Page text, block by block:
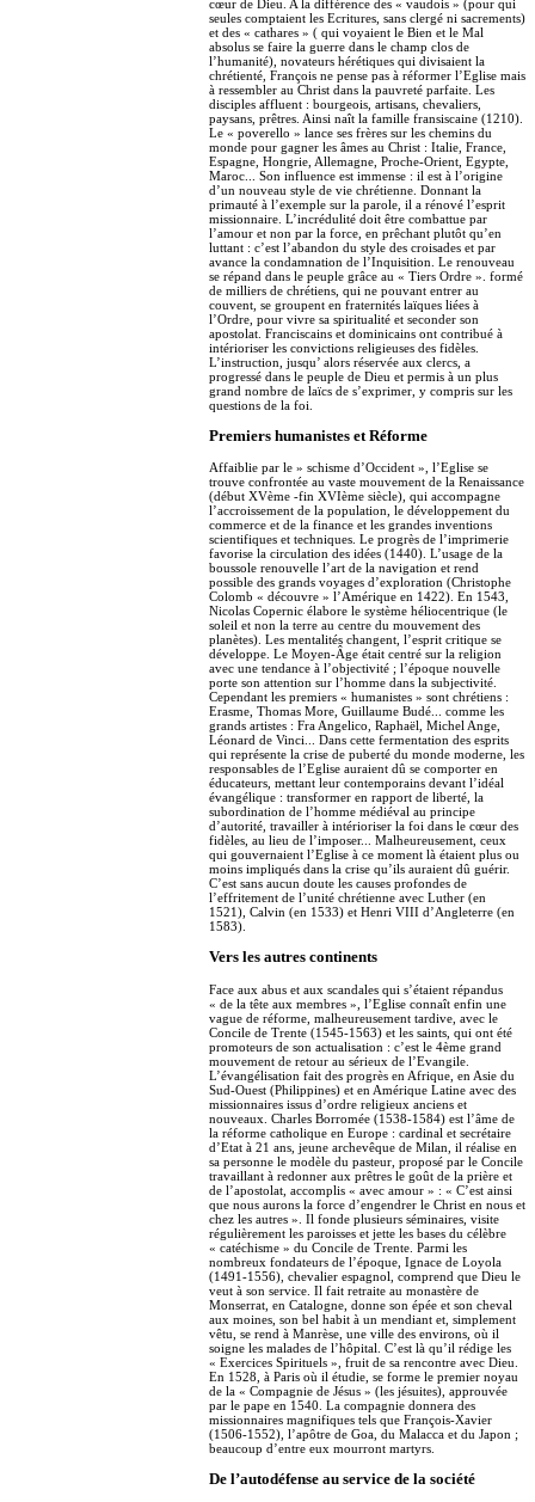
cœur de Dieu. A la différence des « vaudois » (pour qui
seules comptaient les Ecritures, sans clergé ni sacrements)
et des « cathares » ( qui voyaient le Bien et le Mal
absolus se faire la guerre dans le champ clos de
l’humanité), novateurs hérétiques qui divisaient la
chrétienté, François ne pense pas à réformer l’Eglise mais
à ressembler au Christ dans la pauvreté parfaite. Les
disciples affluent : bourgeois, artisans, chevaliers,
paysans, prêtres. Ainsi naît la famille fransiscaine (1210).
Le « poverello » lance ses frères sur les chemins du
monde pour gagner les âmes au Christ : Italie, France,
Espagne, Hongrie, Allemagne, Proche-Orient, Egypte,
Maroc... Son influence est immense : il est à l’origine
d’un nouveau style de vie chrétienne. Donnant la
primauté à l’exemple sur la parole, il a rénové l’esprit
missionnaire. L’incrédulité doit être combattue par
l’amour et non par la force, en prêchant plutôt qu’en
luttant : c’est l’abandon du style des croisades et par
avance la condamnation de l’Inquisition. Le renouveau
se répand dans le peuple grâce au « Tiers Ordre ». formé
de milliers de chrétiens, qui ne pouvant entrer au
couvent, se groupent en fraternités laïques liées à
l’Ordre, pour vivre sa spiritualité et seconder son
apostolat. Franciscains et dominicains ont contribué à
intérioriser les convictions religieuses des fidèles.
L’instruction, jusqu’ alors réservée aux clercs, a
progressé dans le peuple de Dieu et permis à un plus
grand nombre de laïcs de s’exprimer, y compris sur les
questions de la foi.
Premiers humanistes et Réforme
Affaiblie par le » schisme d’Occident », l’Eglise se
trouve confrontée au vaste mouvement de la Renaissance
(début XVème -fin XVIème siècle), qui accompagne
l’accroissement de la population, le développement du
commerce et de la finance et les grandes inventions
scientifiques et techniques. Le progrès de l’imprimerie
favorise la circulation des idées (1440). L’usage de la
boussole renouvelle l’art de la navigation et rend
possible des grands voyages d’exploration (Christophe
Colomb « découvre » l’Amérique en 1422). En 1543,
Nicolas Copernic élabore le système héliocentrique (le
soleil et non la terre au centre du mouvement des
planètes). Les mentalités changent, l’esprit critique se
développe. Le Moyen-Âge était centré sur la religion
avec une tendance à l’objectivité ; l’époque nouvelle
porte son attention sur l’homme dans la subjectivité.
Cependant les premiers « humanistes » sont chrétiens :
Erasme, Thomas More, Guillaume Budé... comme les
grands artistes : Fra Angelico, Raphaël, Michel Ange,
Léonard de Vinci... Dans cette fermentation des esprits
qui représente la crise de puberté du monde moderne, les
responsables de l’Eglise auraient dû se comporter en
éducateurs, mettant leur contemporains devant l’idéal
évangélique : transformer en rapport de liberté, la
subordination de l’homme médiéval au principe
d’autorité, travailler à intérioriser la foi dans le cœur des
fidèles, au lieu de l’imposer... Malheureusement, ceux
qui gouvernaient l’Eglise à ce moment là étaient plus ou
moins impliqués dans la crise qu’ils auraient dû guérir.
C’est sans aucun doute les causes profondes de
l’effritement de l’unité chrétienne avec Luther (en
1521), Calvin (en 1533) et Henri VIII d’Angleterre (en
1583).
Vers les autres continents
Face aux abus et aux scandales qui s’étaient répandus
« de la tête aux membres », l’Eglise connaît enfin une
vague de réforme, malheureusement tardive, avec le
Concile de Trente (1545-1563) et les saints, qui ont été
promoteurs de son actualisation : c’est le 4ème grand
mouvement de retour au sérieux de l’Evangile.
L’évangélisation fait des progrès en Afrique, en Asie du
Sud-Ouest (Philippines) et en Amérique Latine avec des
missionnaires issus d’ordre religieux anciens et
nouveaux. Charles Borromée (1538-1584) est l’âme de
la réforme catholique en Europe : cardinal et secrétaire
d’Etat à 21 ans, jeune archevêque de Milan, il réalise en
sa personne le modèle du pasteur, proposé par le Concile
travaillant à redonner aux prêtres le goût de la prière et
de l’apostolat, accomplis « avec amour » : « C’est ainsi
que nous aurons la force d’engendrer le Christ en nous et
chez les autres ». Il fonde plusieurs séminaires, visite
régulièrement les paroisses et jette les bases du célèbre
« catéchisme » du Concile de Trente. Parmi les
nombreux fondateurs de l’époque, Ignace de Loyola
(1491-1556), chevalier espagnol, comprend que Dieu le
veut à son service. Il fait retraite au monastère de
Monserrat, en Catalogne, donne son épée et son cheval
aux moines, son bel habit à un mendiant et, simplement
vêtu, se rend à Manrèse, une ville des environs, où il
soigne les malades de l’hôpital. C’est là qu’il rédige les
« Exercices Spirituels », fruit de sa rencontre avec Dieu.
En 1528, à Paris où il étudie, se forme le premier noyau
de la « Compagnie de Jésus » (les jésuites), approuvée
par le pape en 1540. La compagnie donnera des
missionnaires magnifiques tels que François-Xavier
(1506-1552), l’apôtre de Goa, du Malacca et du Japon ;
beaucoup d’entre eux mourront martyrs.
De l’autodéfense au service de la société